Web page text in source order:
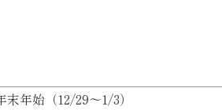
末年始（12/29～1/3）